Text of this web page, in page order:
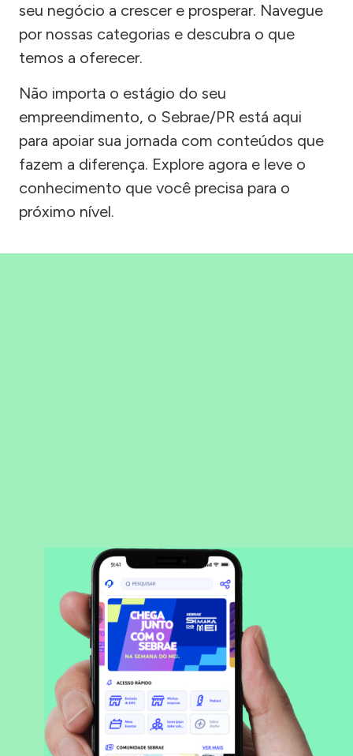
seu negócio a crescer e prosperar. Navegue
por nossas categorias e descubra o que
temos a oferecer.
Não importa o estágio do seu
empreendimento, o Sebrae/PR está aqui
para apoiar sua jornada com conteúdos que
fazem a diferença. Explore agora e leve o
conhecimento que você precisa para o
próximo nível.